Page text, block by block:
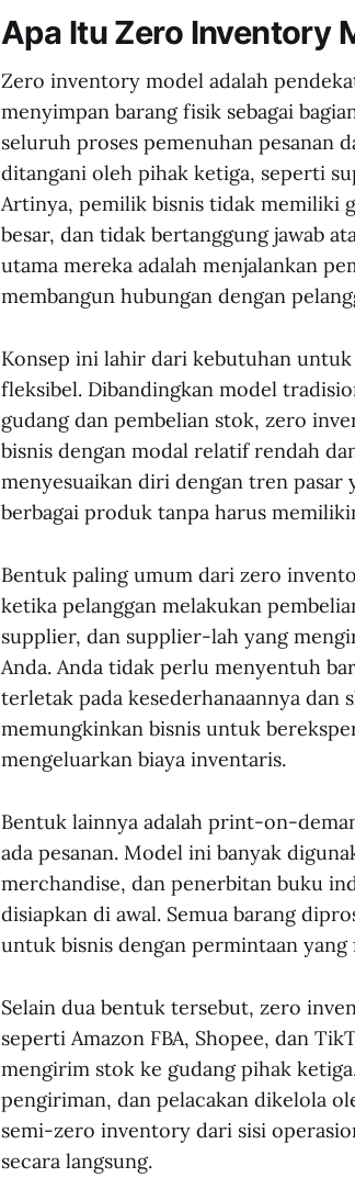
Apa Itu Zero Inventory
Zero inventory model adalah
menyimpan barang fisik sebagai
seluruh proses pemenuhan pesanan
ditangani oleh pihak ketiga, seperti
Artinya, pemilik bisnis tidak memiliki
besar, dan tidak bertanggung jawab
utama mereka adalah menjalankan
membangun hubungan dengan
Konsep ini lahir dari kebutuhan
fleksibel. Dibandingkan model
gudang dan pembelian stok, zero
bisnis dengan modal relatif rendah
menyesuaikan diri dengan tren pasar
berbagai produk tanpa harus
Bentuk paling umum dari zero
ketika pelanggan melakukan
supplier, dan supplier-lah yang
Anda. Anda tidak perlu menyentuh
terletak pada kesederhanaannya dan
memungkinkan bisnis untuk
mengeluarkan biaya inventaris.
Bentuk lainnya adalah print-on-
ada pesanan. Model ini banyak
merchandise, dan penerbitan buku
disiapkan di awal. Semua barang
untuk bisnis dengan permintaan
Selain dua bentuk tersebut, zero
seperti Amazon FBA, Shopee, dan
mengirim stok ke gudang pihak
pengiriman, dan pelacakan dikelola
semi-zero inventory dari sisi
secara langsung.